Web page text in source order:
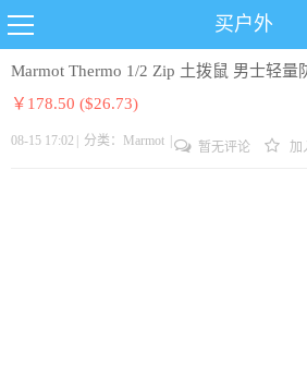
买户外
Marmot Thermo 1/2 Zip 土拨鼠 男士轻量
￥178.50 ($26.73)
08-15 17:02 分类： Marmot 暂无评论 加